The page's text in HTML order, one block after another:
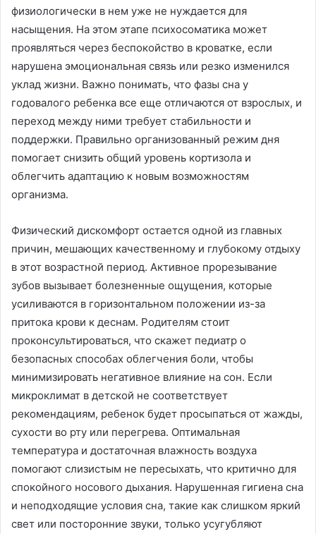
физиологически в нем уже не нуждается для
насыщения. На этом этапе психосоматика может
проявляться через беспокойство в кроватке, если
нарушена эмоциональная связь или резко изменился
уклад жизни. Важно понимать, что фазы сна у
годовалого ребенка все еще отличаются от взрослых, и
переход между ними требует стабильности и
поддержки. Правильно организованный режим дня
помогает снизить общий уровень кортизола и
облегчить адаптацию к новым возможностям
организма.
Физический дискомфорт остается одной из главных
причин, мешающих качественному и глубокому отдыху
в этот возрастной период. Активное прорезывание
зубов вызывает болезненные ощущения, которые
усиливаются в горизонтальном положении из-за
притока крови к деснам. Родителям стоит
проконсультироваться, что скажет педиатр о
безопасных способах облегчения боли, чтобы
минимизировать негативное влияние на сон. Если
микроклимат в детской не соответствует
рекомендациям, ребенок будет просыпаться от жажды,
сухости во рту или перегрева. Оптимальная
температура и достаточная влажность воздуха
помогают слизистым не пересыхать, что критично для
спокойного носового дыхания. Нарушенная гигиена сна
и неподходящие условия сна, такие как слишком яркий
свет или посторонние звуки, только усугубляют